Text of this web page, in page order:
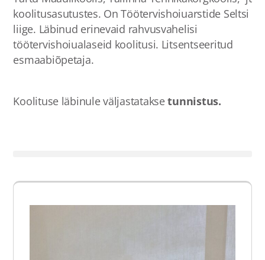
koolitusasutustes. On Töötervishoiuarstide Seltsi
liige. Läbinud erinevaid rahvusvahelisi
töötervishoiualaseid koolitusi. Litsentseeritud
esmaabiõpetaja.
Koolituse läbinule väljastataksetunnistus.